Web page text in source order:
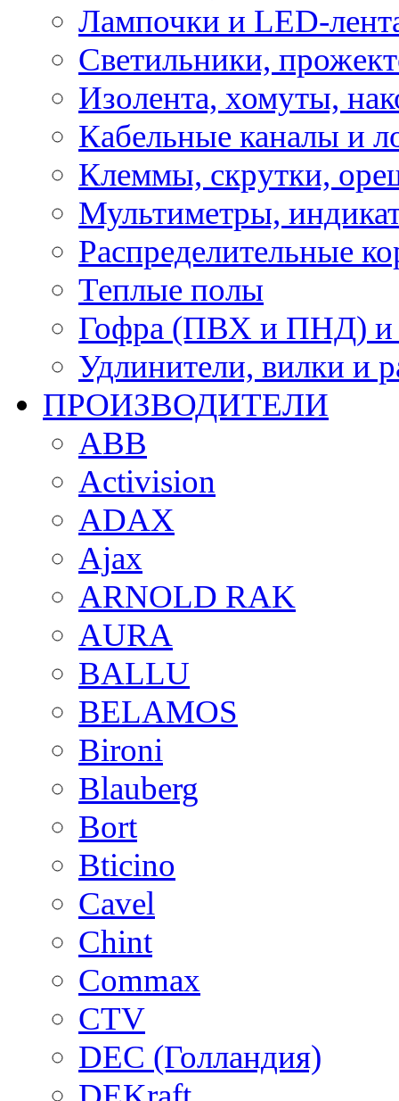
Лампочки и LED-
Светильники,
Изолента, хомуты,
Кабельные каналы и
Клеммы, скрутки,
Мультиметры,
Распределительные
Теплые полы
Гофра (ПВХ и ПНД) и
Удлинители, вилки и
ПРОИЗВОДИТЕЛИ
ABB
Activision
ADAX
Ajax
ARNOLD RAK
AURA
BALLU
BELAMOS
Bironi
Blauberg
Bort
Bticino
Cavel
Chint
Commax
CTV
DEC (Голландия)